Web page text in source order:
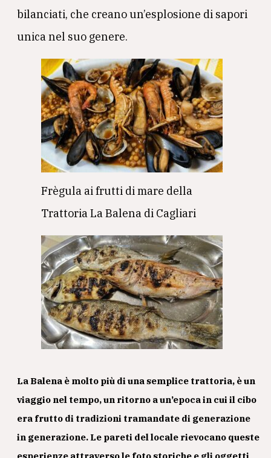
bilanciati, che creano un’esplosione di sapori
unica nel suo genere.
Frègula ai frutti di mare della
Trattoria La Balena di Cagliari
La Balena è molto più di una semplice trattoria, è un
viaggio nel tempo, un ritorno a un’epoca in cui il cibo
era frutto di tradizioni tramandate di generazione
in generazione. Le pareti del locale rievocano queste